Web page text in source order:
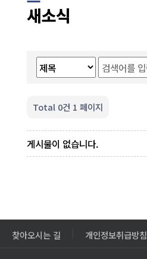
새소식
Total 0건 1 페이지
게시물이 없습니다.
찾아오시는 길 개인정보취급방침